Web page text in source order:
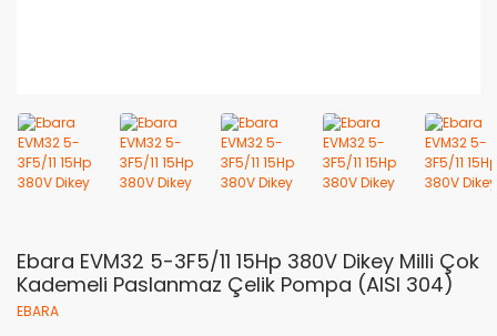
Ebara EVM32 5-3F5/11 15Hp 380V Dikey Milli Çok
Kademeli Paslanmaz Çelik Pompa (AISI 304)
EBARA